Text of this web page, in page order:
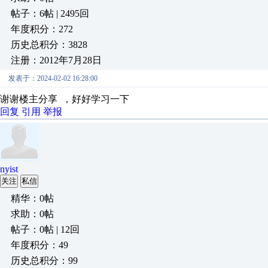
帖子：6帖 | 2495回
年度积分：272
历史总积分：3828
注册：2012年7月28日
发表于：2024-02-02 16:28:00
谢谢楼主分享 ，好好学习一下
回复 引用 举报
nyist
关注 私信
精华：0帖
求助：0帖
帖子：0帖 | 12回
年度积分：49
历史总积分：99